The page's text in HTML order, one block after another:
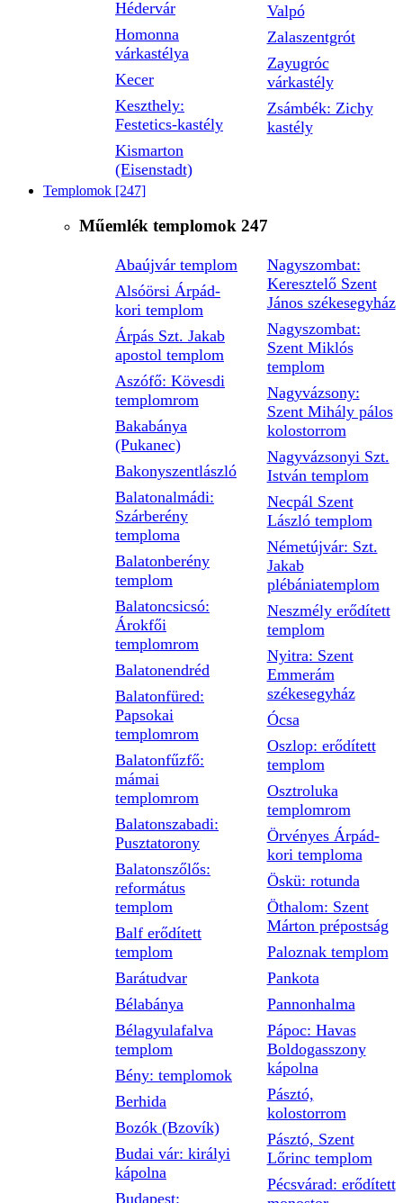
Hédervár
Homonna
várkastélya
Kecer
Keszthely:
Festetics-kastély
Kismarton
(Eisenstadt)
Valpó
Zalaszentgrót
Zayugróc
várkastély
Zsámbék: Zichy
kastély
Templomok [247]
Műemlék templomok 247
Abaújvár templom
Alsóörsi Árpád-
kori templom
Árpás Szt. Jakab
apostol templom
Aszófő: Kövesdi
templomrom
Bakabánya
(Pukanec)
Bakonyszentlászló
Balatonalmádi:
Szárberény
temploma
Balatonberény
templom
Balatoncsicsó:
Árokfői
templomrom
Balatonendréd
Balatonfüred:
Papsokai
templomrom
Balatonfűzfő:
mámai
templomrom
Balatonszabadi:
Pusztatorony
Balatonszőlős:
református
templom
Balf erődített
templom
Barátudvar
Bélabánya
Bélagyulafalva
templom
Bény: templomok
Berhida
Bozók (Bzovík)
Budai vár: királyi
kápolna
Budapest:
Nagyszombat:
Keresztelő Szent
János székesegyház
Nagyszombat:
Szent Miklós
templom
Nagyvázsony:
Szent Mihály pálos
kolostorrom
Nagyvázsonyi Szt.
István templom
Necpál Szent
László templom
Németújvár: Szt.
Jakab
plébániatemplom
Neszmély erődített
templom
Nyitra: Szent
Emmerám
székesegyház
Ócsa
Oszlop: erődített
templom
Osztroluka
templomrom
Örvényes Árpád-
kori temploma
Öskü: rotunda
Öthalom: Szent
Márton prépostság
Paloznak templom
Pankota
Pannonhalma
Pápoc: Havas
Boldogasszony
kápolna
Pásztó,
kolostorrom
Pásztó, Szent
Lőrinc templom
Pécsvárad: erődített